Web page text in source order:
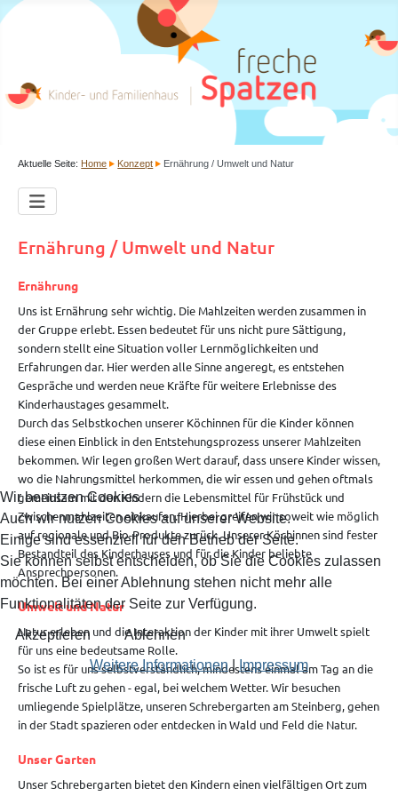
Aktuelle Seite:Home Konzept Ernährung / Umwelt und Natur
Ernährung / Umwelt und Natur
Ernährung
Uns ist Ernährung sehr wichtig. Die Mahlzeiten werden zusammen in
der Gruppe erlebt. Essen bedeutet für uns nicht pure Sättigung,
sondern stellt eine Situation voller Lernmöglichkeiten und
Erfahrungen dar. Hier werden alle Sinne angeregt, es entstehen
Gespräche und werden neue Kräfte für weitere Erlebnisse des
Kinderhaustages gesammelt.
Durch das Selbstkochen unserer Köchinnen für die Kinder können
diese einen Einblick in den Entstehungsprozess unserer Mahlzeiten
bekommen. Wir legen großen Wert darauf, dass unsere Kinder wissen,
wo die Nahrungsmittel herkommen, die wir essen und gehen oftmals
gemeinsam mit den Kindern die Lebensmittel für Frühstück und
Zwischenmahlzeiten einkaufen. Hierbei greifen wir soweit wie möglich
auf regionale und Bio-Produkte zurück. Unserer Köchinnen sind fester
Bestandteil des Kinderhauses und für die Kinder beliebte
Ansprechpersonen.
Umwelt und Natur
Natur erleben und die Interaktion der Kinder mit ihrer Umwelt spielt
für uns eine bedeutsame Rolle.
So ist es für uns selbstverständlich, mindestens einmal am Tag an die
frische Luft zu gehen - egal, bei welchem Wetter. Wir besuchen
umliegende Spielplätze, unseren Schrebergarten am Steinberg, gehen
in der Stadt spazieren oder entdecken in Wald und Feld die Natur.
Unser Garten
Unser Schrebergarten bietet den Kindern einen vielfältigen Ort zum
Wir benutzen Cookies
Auch wir nutzen Cookies auf unserer Website.
Einige sind essenziell für den Betrieb der Seite.
Sie können selbst entscheiden, ob Sie die Cookies zulassen
möchten. Bei einer Ablehnung stehen nicht mehr alle
Funktionalitäten der Seite zur Verfügung.
Akzeptieren Ablehnen
Weitere Informationen|Impressum